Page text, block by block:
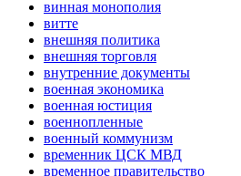
винная монополия
витте
внешняя политика
внешняя торговля
внутренние документы
военная экономика
военная юстиция
военнопленные
военный коммунизм
временник ЦСК МВД
временное правительство